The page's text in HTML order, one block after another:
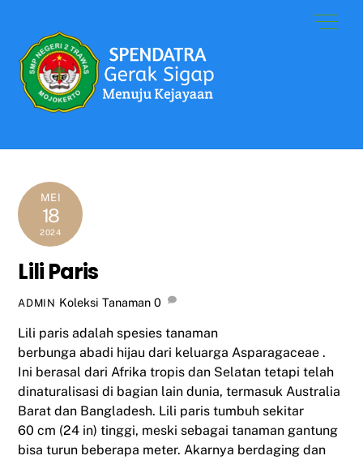
content
MEI
18
2024
Lili Paris
ADMIN Koleksi Tanaman 0
Lili paris adalah spesies tanaman
berbunga abadi hijau dari keluargaAsparagaceae .
Ini berasal dariAfrika tropis dan Selatan tetapi telah
dinaturalisasi di bagian lain dunia, termasukAustralia
Barat dan Bangladesh. Lili paris tumbuh sekitar
60 cm (24 in) tinggi, meski sebagai tanaman gantung
bisa turun beberapa meter.Akarnya berdaging dan